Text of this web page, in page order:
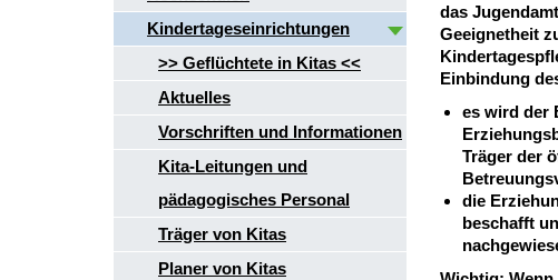
Kindertageseinrichtungen
>> Geflüchtete in Kitas <<
Aktuelles
Vorschriften und Informationen
Kita-Leitungen und
pädagogisches Personal
Träger von Kitas
Planer von Kitas
das
Geeignetheit
Einbindung
es wird der
Träger der
die
beschafft